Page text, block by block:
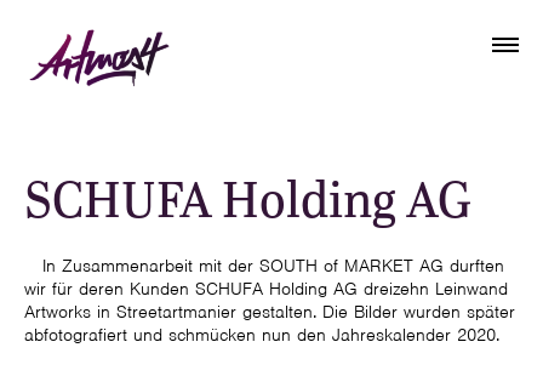
SCHUFA Holding AG
In Zusammenarbeit mit der SOUTH of MARKET AG durften
wir für deren Kunden SCHUFA Holding AG dreizehn Leinwand
Artworks in Streetartmanier gestalten. Die Bilder wurden später
abfotografiert und schmücken nun den Jahreskalender 2020.